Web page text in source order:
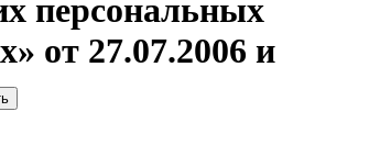
персональных
от 27.07.2006 и